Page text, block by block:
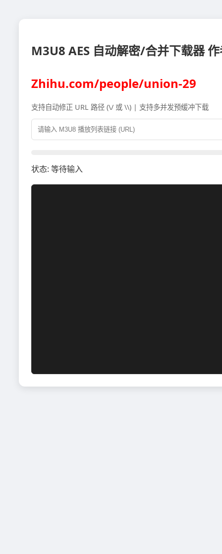
M3U8 AES 自动解密/合并下载器
Zhihu.com/people/union-29
支持自动修正 URL 路径 (\/ 或 \\) | 支持多并发预缓冲下载
状态: 等待输入